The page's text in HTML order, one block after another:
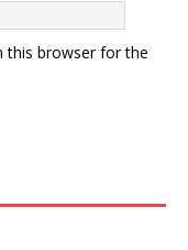
this browser for the